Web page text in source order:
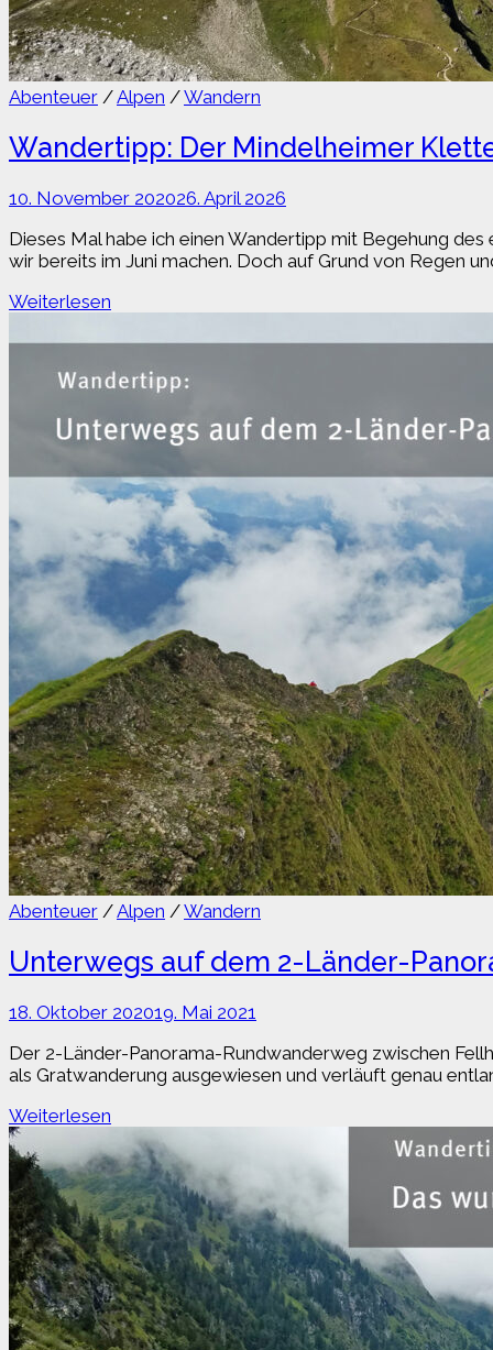
Abenteuer /Alpen /Wandern
Wandertipp: Der Mindelheimer
10. November 202026. April 2026
Dieses Mal habe ich einen Wandertipp mit Begehung
wir bereits im Juni machen. Doch auf Grund von Regen
Wandertipp:
Mindelheimer
Klettersteig
Weiterlesen
Abenteuer /Alpen /Wandern
Unterwegs auf dem 2-Länder-
18. Oktober 202019. Mai 2021
Der 2-Länder-Panorama-Rundwanderweg zwischen
als Gratwanderung ausgewiesen und verläuft genau
Unterwegs
auf
dem
2-
Länder-
Panorama-
Rundwanderweg
Weiterlesen